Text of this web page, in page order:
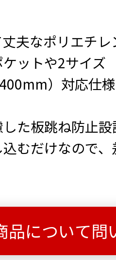
夫なポリエチレ
ットや2サイズ
）対応仕
た板跳ね防止設
むだけなので、
品について問